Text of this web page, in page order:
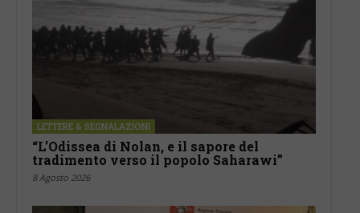
LETTERE & SEGNALAZIONI
“L’Odissea di Nolan, e il sapore del
tradimento verso il popolo Saharawi”
8 Agosto 2026